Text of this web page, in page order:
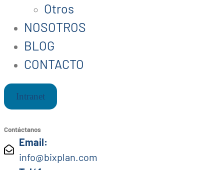
Otros
NOSOTROS
BLOG
CONTACTO
Intranet
Contáctanos
Email:
info@bixplan.com